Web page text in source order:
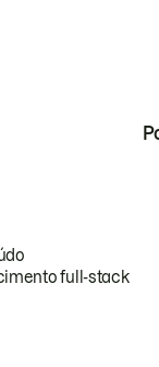
full-stack